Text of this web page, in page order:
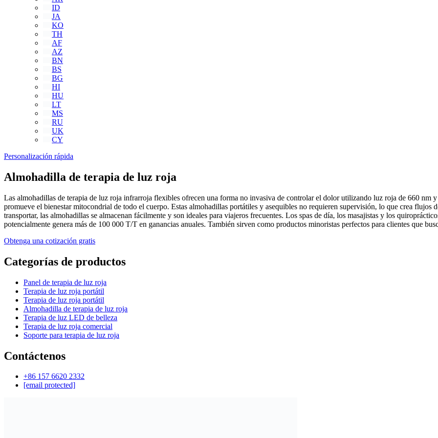
ID
JA
KO
TH
AF
AZ
BN
BS
BG
HI
HU
LT
MS
RU
UK
CY
Personalización rápida
Almohadilla de terapia de luz roja
Las almohadillas de terapia de luz roja infrarroja flexibles ofrecen una forma no invasiva de controlar el dolor utilizando luz roja de 660 nm
promueve el bienestar mitocondrial de todo el cuerpo. Estas almohadillas portátiles y asequibles no requieren supervisión, lo que crea flujos
transportar, las almohadillas se almacenan fácilmente y son ideales para viajeros frecuentes. Los spas de día, los masajistas y los
potencialmente genera más de 100 000 T/T en ganancias anuales. También sirven como productos minoristas perfectos para clientes que
Obtenga una cotización gratis
Categorías de productos
Panel de terapia de luz roja
Terapia de luz roja portátil
Terapia de luz roja portátil
Almohadilla de terapia de luz roja
Terapia de luz LED de belleza
Terapia de luz roja comercial
Soporte para terapia de luz roja
Contáctenos
+86 157 6620 2332
[email protected]